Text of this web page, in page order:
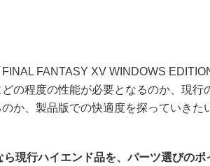
FANTASY XV WINDOWS
の程度の性能が必要となるのか、現行
か、製品版での快適度を探っていきた
現行ハイエンド品を、パーツ選びのポ